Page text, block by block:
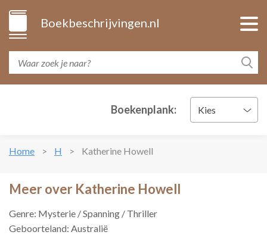
Boekbeschrijvingen.nl
Boekenplank: Kies
Home H Katherine Howell
Meer over Katherine Howell
Genre: Mysterie / Spanning / Thriller
Geboorteland: Australië